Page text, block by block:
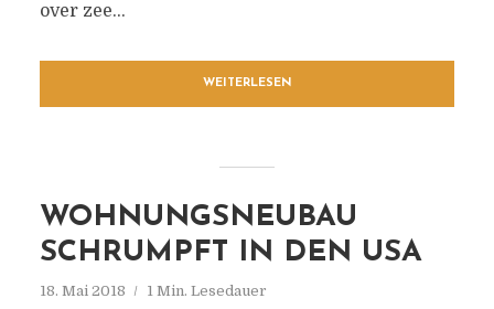
over zee...
WEITERLESEN
WOHNUNGSNEUBAU
SCHRUMPFT IN DEN USA
18. Mai 2018 1 Min. Lesedauer